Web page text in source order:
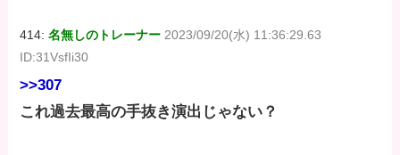
414:名無しのトレーナー 2023/09/20(水) 11:36:29.63
ID:31VsfIi30
>>307
これ過去最高の手抜き演出じゃない？